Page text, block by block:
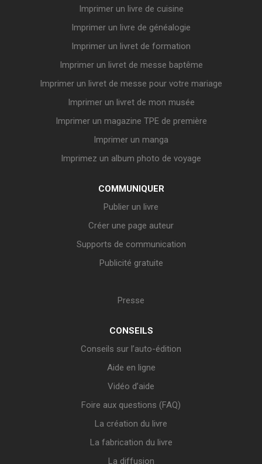
Imprimer un livre de cuisine
Imprimer un livre de généalogie
Imprimer un livret de formation
Imprimer un livret de messe baptême
Imprimer un livret de messe pour votre mariage
Imprimer un livret de mon musée
Imprimer un magazine TPE de première
Imprimer un manga
Imprimez un album photo de voyage
COMMUNIQUER
Publier un livre
Créer une page auteur
Supports de communication
Publicité gratuite
Presse
CONSEILS
Conseils sur l’auto-édition
Aide en ligne
Vidéo d’aide
Foire aux questions (FAQ)
La création du livre
La fabrication du livre
La diffusion